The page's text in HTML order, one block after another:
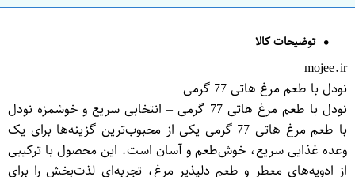
توضیحات کالا
mojee.ir
نودل با طعم مرغ هاتی 77 گرمی
نودل با طعم مرغ هاتی 77 گرمی – انتخابی سریع و خوشمزه نودل
با طعم مرغ هاتی 77 گرمی یکی از محبوب‌ترین گزینه‌ها برای یک
وعده غذایی سریع، خوش‌طعم و آسان است. این محصول با ترکیبی
از ادویه‌های معطر و طعم دلپذیر مرغ، تجربه‌ای لذت‌بخش را برای